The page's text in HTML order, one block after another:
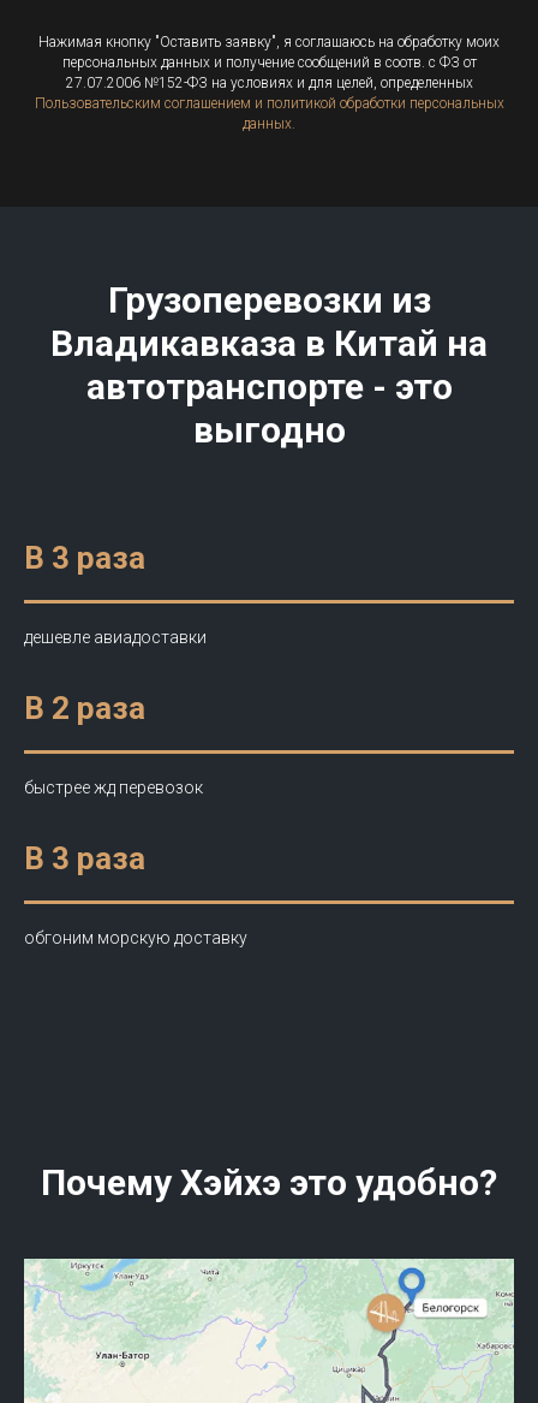
Нажимая кнопку "Оставить заявку", я соглашаюсь на обработку моих
персональных данных и получение сообщений в соотв. с ФЗ от
27.07.2006 №152-ФЗ на условиях и для целей, определенных
Пользовательским соглашением и политикой обработки персональных
данных.
Грузоперевозки из
Владикавказа в Китай на
автотранспорте - это
выгодно
В 3 раза
дешевле авиадоставки
В 2 раза
быстрее жд перевозок
В 3 раза
обгоним морскую доставку
Почему Хэйхэ это удобно?